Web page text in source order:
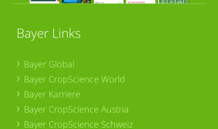
Bayer Links
Bayer Global
Bayer CropScience World
Bayer Karriere
Bayer CropScience Austria
Bayer CropScience Schweiz